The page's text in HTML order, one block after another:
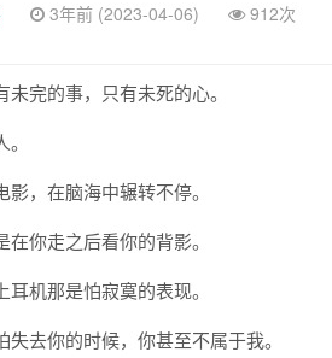
3年前 (2023-04-06)
912次
完的事，只有未死的心。
，在脑海中辗转不停。
你走之后看你的背影。
机那是怕寂寞的表现。
去你的时候，你甚至不属于我。